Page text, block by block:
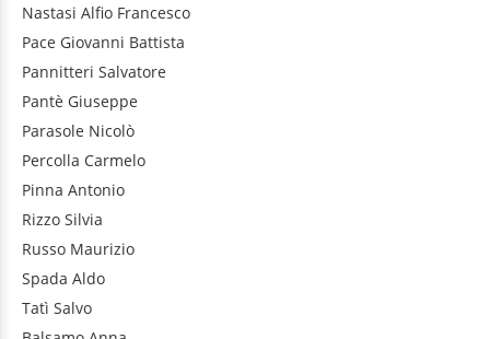
Nastasi Alfio Francesco
Pace Giovanni Battista
Pannitteri Salvatore
Pantè Giuseppe
Parasole Nicolò
Percolla Carmelo
Pinna Antonio
Rizzo Silvia
Russo Maurizio
Spada Aldo
Tatì Salvo